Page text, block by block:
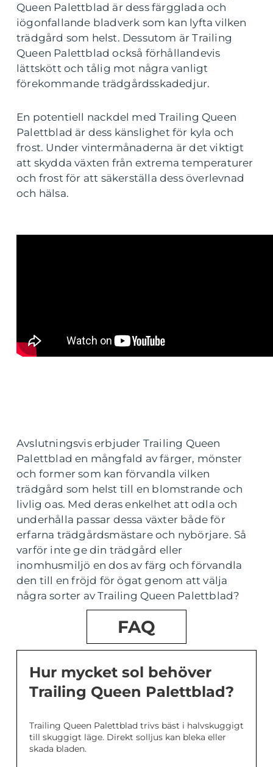
Queen Palettblad är dess färgglada och
iögonfallande bladverk som kan lyfta vilken
trädgård som helst. Dessutom är Trailing
Queen Palettblad också förhållandevis
lättskött och tålig mot några vanligt
förekommande trädgårdsskadedjur.
En potentiell nackdel med Trailing Queen
Palettblad är dess känslighet för kyla och
frost. Under vintermånaderna är det viktigt
att skydda växten från extrema temperaturer
och frost för att säkerställa dess överlevnad
och hälsa.
Avslutningsvis erbjuder Trailing Queen
Palettblad en mångfald av färger, mönster
och former som kan förvandla vilken
trädgård som helst till en blomstrande och
livlig oas. Med deras enkelhet att odla och
underhålla passar dessa växter både för
erfarna trädgårdsmästare och nybörjare. Så
varför inte ge din trädgård eller
inomhusmiljö en dos av färg och förvandla
den till en fröjd för ögat genom att välja
några sorter av Trailing Queen Palettblad?
FAQ
Hur mycket sol behöver
Trailing Queen Palettblad?
Trailing Queen Palettblad trivs bäst i halvskuggigt
till skuggigt läge. Direkt solljus kan bleka eller
skada bladen.